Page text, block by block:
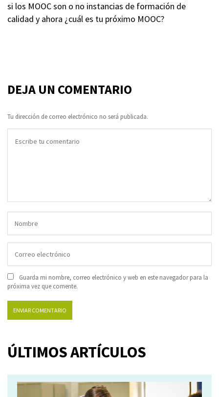
si los MOOC son o no instancias de formación de
calidad y ahora ¿cuál es tu próximo MOOC?
DEJA UN COMENTARIO
Tu dirección de correo electrónico no será publicada.
Guarda mi nombre, correo electrónico y web en este navegador para la
próxima vez que comente.
ÚLTIMOS ARTÍCULOS